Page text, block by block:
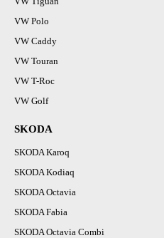
VW Polo
VW Caddy
VW Touran
VW T-Roc
VW Golf
SKODA
SKODA Karoq
SKODA Kodiaq
SKODA Octavia
SKODA Fabia
SKODA Octavia Combi